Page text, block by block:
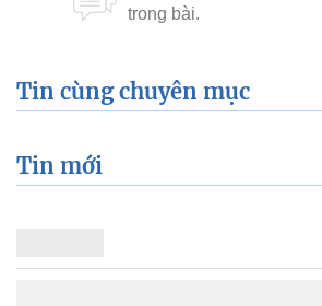
Tin cùng chuyên mục
Tin mới